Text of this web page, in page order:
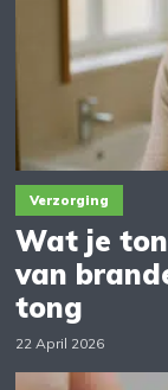
Verzorging
Wat je
van
tong
22 April 2026